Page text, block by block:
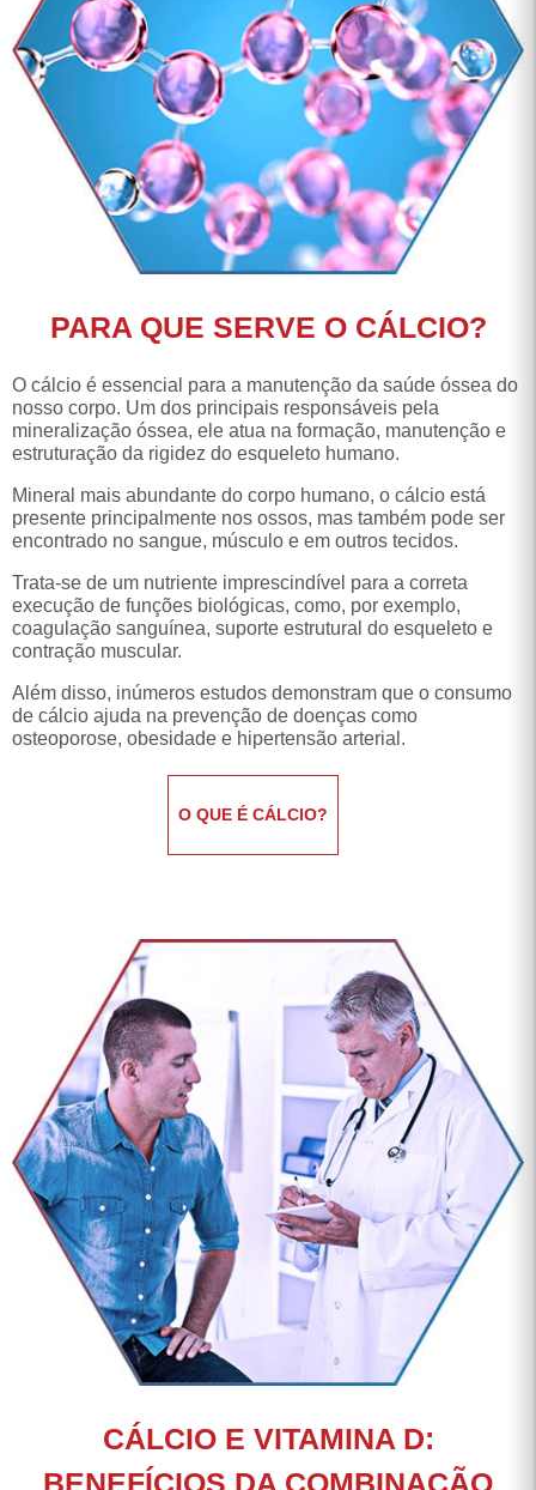
PARA QUE SERVE O CÁLCIO?
nosso corpo. Um dos principais responsáveis pela
mineralização óssea, ele atua na formação, manutenção e
estruturação da rigidez do esqueleto humano.
presente principalmente nos ossos, mas também pode ser
encontrado no sangue, músculo e em outros tecidos.
execução de funções biológicas, como, por exemplo,
coagulação sanguínea, suporte estrutural do esqueleto e
contração muscular.
de cálcio ajuda na prevenção de doenças como
osteoporose, obesidade e hipertensão arterial.
BENEFÍCIOS DA COMBINAÇÃO